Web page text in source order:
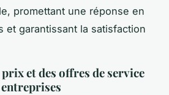
promettant une réponse en
et garantissant la satisfaction
et des offres de service